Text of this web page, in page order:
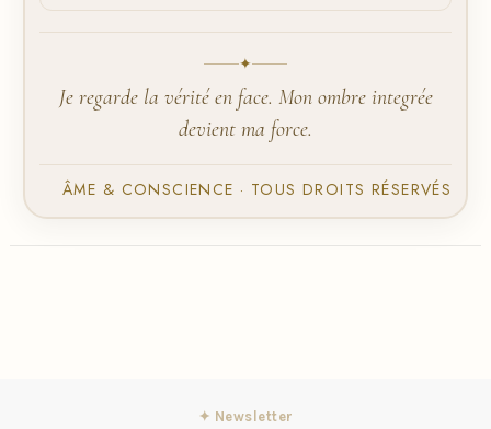
✦
Je regarde la vérité en face. Mon ombre integrée
devient ma force.
ÂME & CONSCIENCE · TOUS DROITS RÉSERVÉS
✦ Newsletter